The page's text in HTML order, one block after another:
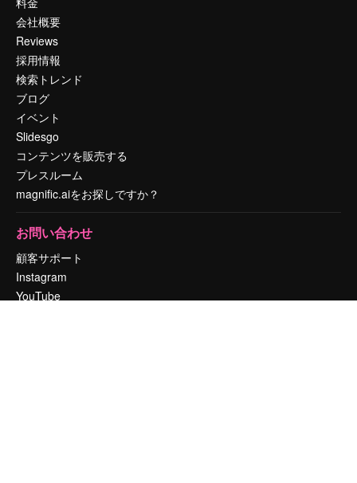
会社概要
Reviews
採用情報
検索トレンド
ブログ
イベント
Slidesgo
コンテンツを販売する
プレスルーム
magnific.aiをお探しですか？
お問い合わせ
顧客サポート
Instagram
YouTube